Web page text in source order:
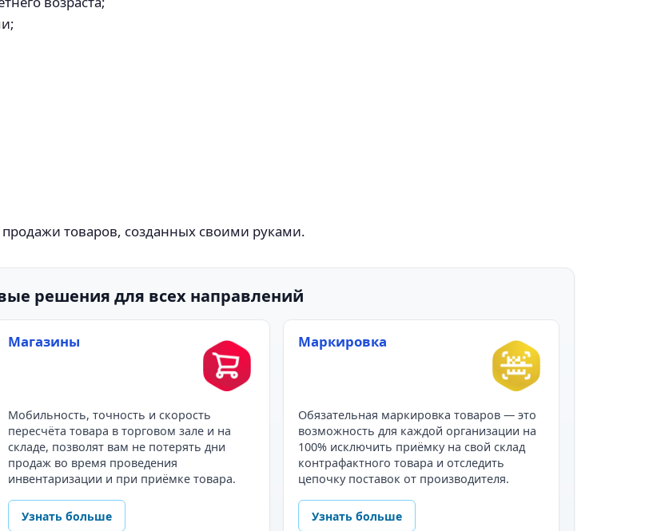
товаров, созданных своими руками.
решения для всех направлений
Магазины
Мобильность, точность и скорость
пересчёта товара в торговом зале и на
складе, позволят вам не потерять дни
продаж во время проведения
инвентаризации и при приёмке товара.
Узнать больше
Маркировка
Обязательная маркировка товаров — это
возможность для каждой организации на
100% исключить приёмку на свой склад
контрафактного товара и отследить
цепочку поставок от производителя.
Узнать больше